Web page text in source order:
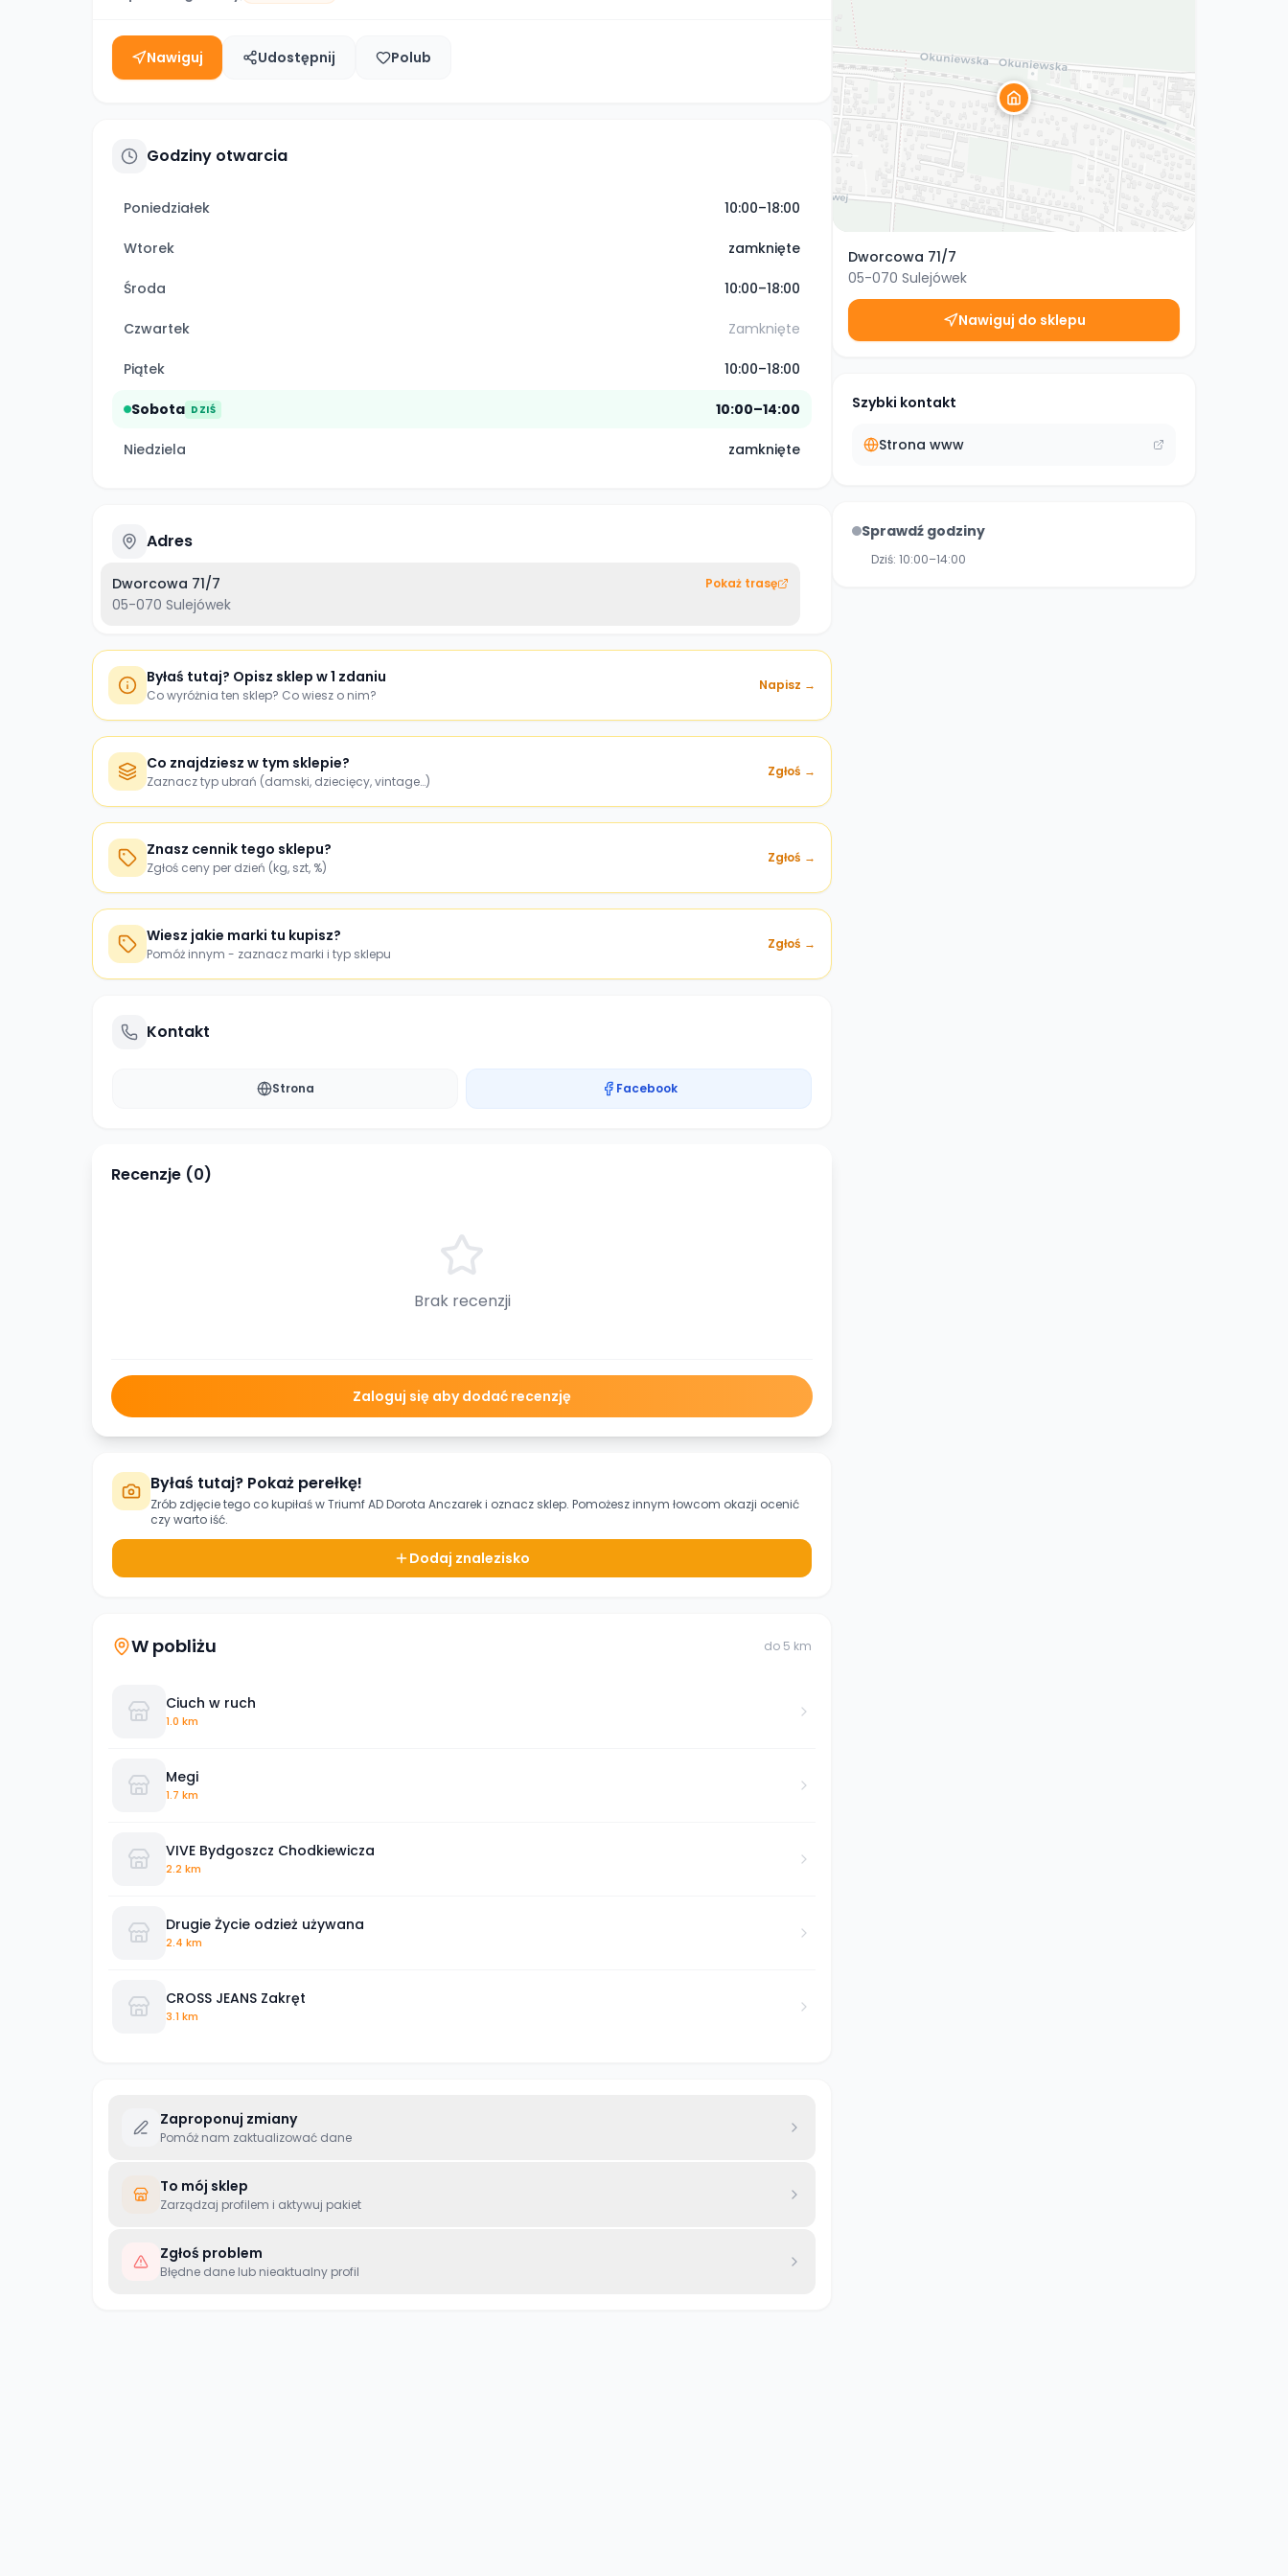
Nawiguj Udostępnij Polub
Godziny otwarcia
Poniedziałek 10:00–18:00
Wtorek zamknięte
Środa 10:00–18:00
Czwartek Zamknięte
Piątek 10:00–18:00
Sobota DZIŚ 10:00–14:00
Niedziela zamknięte
Adres
Dworcowa 71/7
05-070 Sulejówek
Pokaż trasę
Byłaś tutaj? Opisz sklep w 1 zdaniu
Co wyróżnia ten sklep? Co wiesz o nim?
Napisz →
Co znajdziesz w tym sklepie?
Zaznacz typ ubrań (damski, dziecięcy, vintage…)
Zgłoś →
Znasz cennik tego sklepu?
Zgłoś ceny per dzień (kg, szt, %)
Zgłoś →
Wiesz jakie marki tu kupisz?
Pomóż innym - zaznacz marki i typ sklepu
Zgłoś →
Kontakt
Strona Facebook
Recenzje (0)
Brak recenzji
Zaloguj się aby dodać recenzję
Byłaś tutaj? Pokaż perełkę!
Zrób zdjęcie tego co kupiłaś wTriumf AD Dorota Anczareki oznacz sklep. Pomożesz innym łowcom okazji ocenić
czy warto iść.
Dodaj znalezisko
W pobliżu do 5 km
Ciuch w ruch
1.0 km
Megi
1.7 km
VIVE Bydgoszcz Chodkiewicza
2.2 km
Drugie Życie odzież używana
2.4 km
CROSS JEANS Zakręt
3.1 km
Zaproponuj zmiany
Pomóż nam zaktualizować dane
To mój sklep
Zarządzaj profilem i aktywuj pakiet
Zgłoś problem
Błędne dane lub nieaktualny profil
Dworcowa 71/7
05-070 Sulejówek
Nawiguj do sklepu
Szybki kontakt
Strona www
Sprawdź godziny
Dziś: 10:00–14:00